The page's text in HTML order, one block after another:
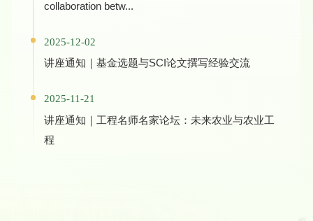
collaboration betw...
2025-12-02
讲座通知｜基金选题与SCI论文撰写经验交流
2025-11-21
讲座通知｜工程名师名家论坛：未来农业与农业工
程